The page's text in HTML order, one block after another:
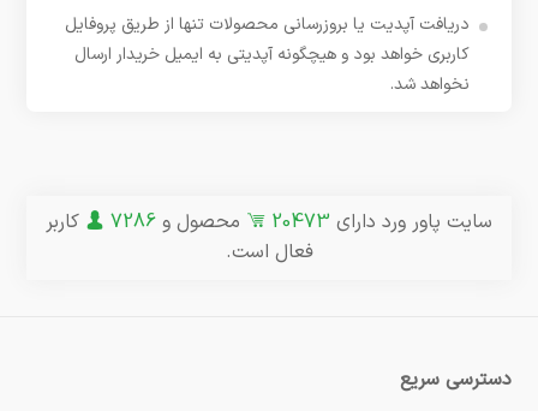
دریافت آپدیت یا بروزرسانی محصولات تنها از طریق پروفایل
کاربری خواهد بود و هیچگونه آپدیتی به ایمیل خریدار ارسال
نخواهد شد.
سایت پاور ورد دارای 20473 محصول و 7286
کاربر
فعال است.
دسترسی سریع